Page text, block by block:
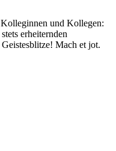
und Kollegen:
erheiternden
Mach et jot.